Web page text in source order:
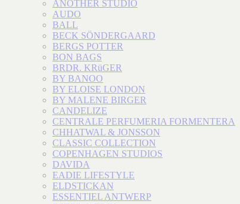
ANOTHER STUDIO
AUDO
BALL
BECK SÖNDERGAARD
BERGS POTTER
BON BAGS
BRDR. KRüGER
BY BANOO
BY ELOISE LONDON
BY MALENE BIRGER
CANDELIZE
CENTRALE PERFUMERIA FORMENTERA
CHHATWAL & JONSSON
CLASSIC COLLECTION
COPENHAGEN STUDIOS
DAVIDA
EADIE LIFESTYLE
ELDSTICKAN
ESSENTIEL ANTWERP